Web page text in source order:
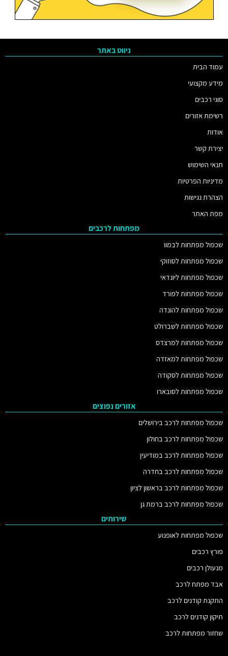
ניווט באתר
עמוד הבית
מידע מקצועי
סוגי רכבים
רשימת אזורים
אודות
יצירת קשר
תנאי השימוש
מדיניות הפרטיות
הצהרת נגישות
מפת האתר
מפתחות לרכבים
שכפול מפתחות לבמוו
שכפול מפתחות לסוזוקי
שכפול מפתחות ליונדאי
שכפול מפתחות לפורד
שכפול מפתחות להונדה
שכפול מפתחות לשברולט
שכפול מפתחות למרצדס
שכפול מפתחות למאזדה
שכפול מפתחות לסקודה
שכפול מפתחות לסובארו
אזורים נפוצים
שכפול מפתחות לרכב בירושלים
שכפול מפתחות לרכב בחולון
שכפול מפתחות לרכב במודיעין
שכפול מפתחות לרכב בחדרה
שכפול מפתחות לרכב בראשון לציון
שכפול מפתחות לרכב ברמת גן
שירותים
שכפול מפתחות לאופנוע
פורץ רכבים
מנעולן רכבים
אבד מפתח לרכב
התקנת קודנים לרכב
תיקון קודנים לרכב
שחזור מפתחות לרכב